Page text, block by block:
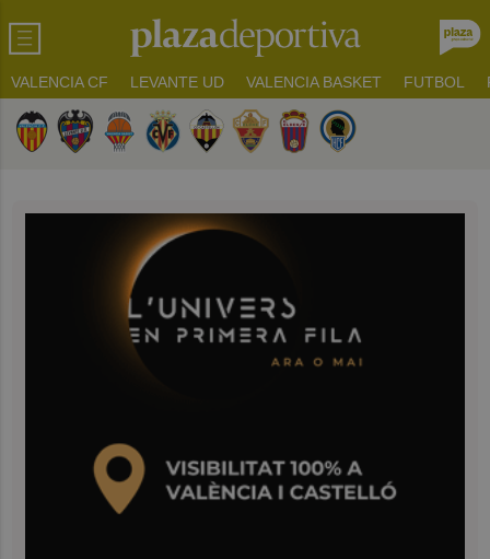
VALENCIA CF LEVANTE UD VALENCIA BASKET FUTBOL